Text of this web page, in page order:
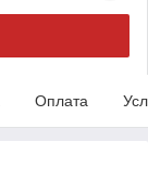
Оплата